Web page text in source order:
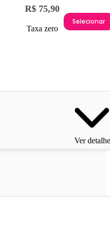
R$ 75,90
Taxa zero
Selecionar
Ver